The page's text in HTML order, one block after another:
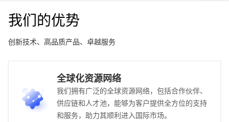
我们的优势
创新技术、高品质产品、卓越服务
全球化资源网络
我们拥有广泛的全球资源网络，包括合作伙伴、
供应链和人才池，能够为客户提供全方位的支持
和服务，助力其顺利进入国际市场。